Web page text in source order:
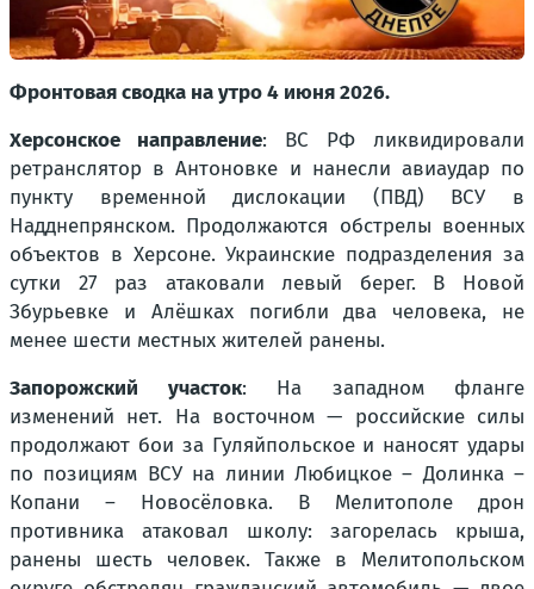
Фронтовая сводка на утро 4 июня 2026.
Херсонское направление: ВС РФ ликвидировали
ретранслятор в Антоновке и нанесли авиаудар по
пункту временной дислокации (ПВД) ВСУ в
Надднепрянском. Продолжаются обстрелы военных
объектов в Херсоне. Украинские подразделения за
сутки 27 раз атаковали левый берег. В Новой
Збурьевке и Алёшках погибли два человека, не
менее шести местных жителей ранены.
Запорожский участок: На западном фланге
изменений нет. На восточном — российские силы
продолжают бои за Гуляйпольское и наносят удары
по позициям ВСУ на линии Любицкое – Долинка –
Копани – Новосёловка. В Мелитополе дрон
противника атаковал школу: загорелась крыша,
ранены шесть человек. Также в Мелитопольском